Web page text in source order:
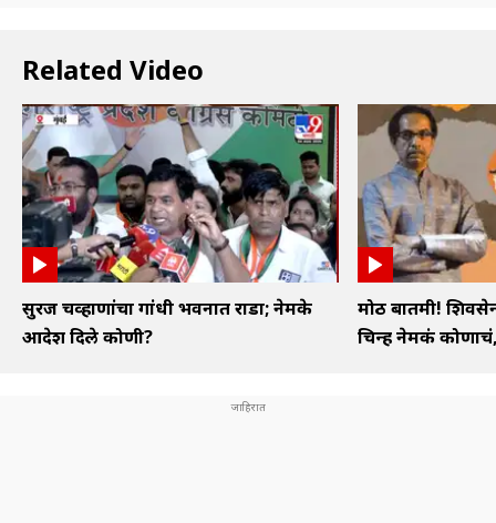
Related Video
सुरज चव्हाणांचा गांधी भवनात राडा; नेमके
आदेश दिले कोणी?
मोठी बातमी!
चिन्ह नेमकं कोणाचं,